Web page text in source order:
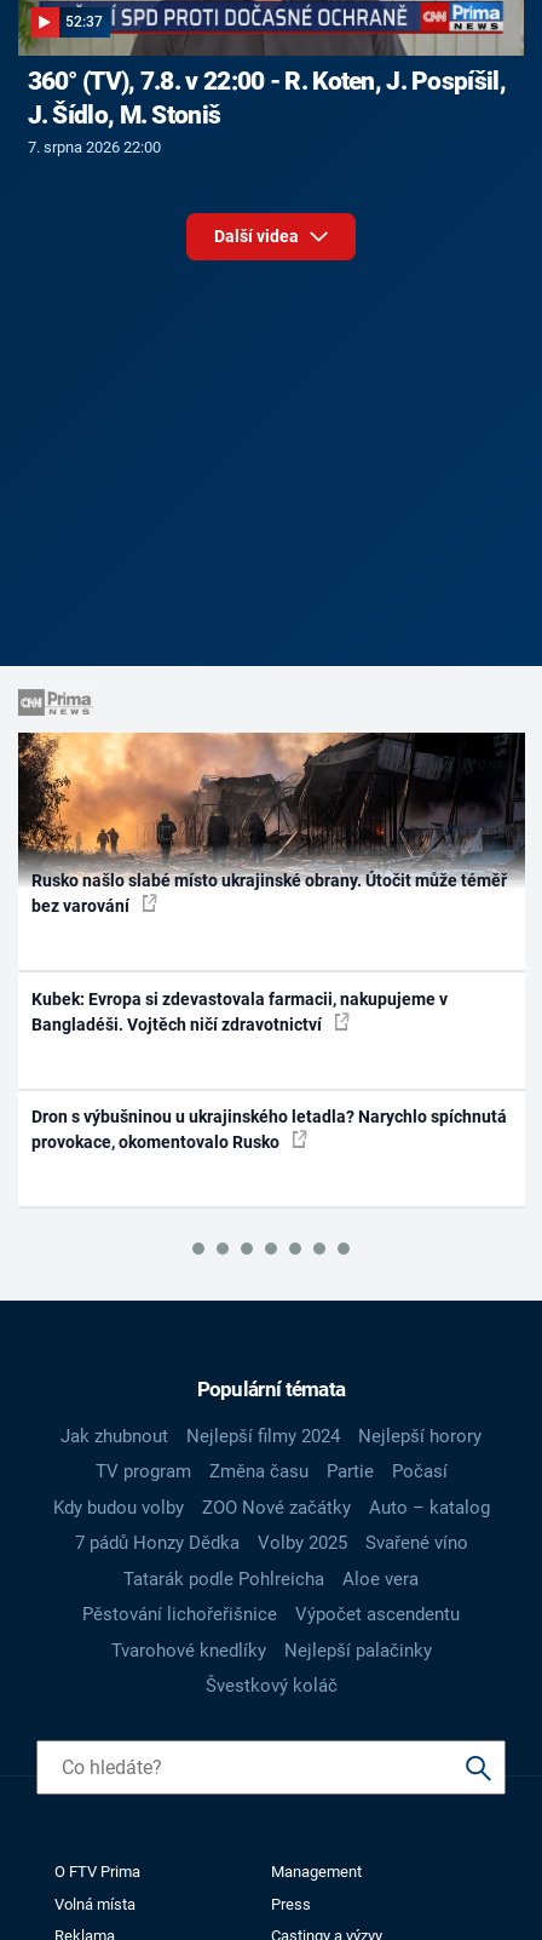
52:37
360° (TV), 7.8. v 22:00 - R. Koten, J. Pospíšil,
J. Šídlo, M. Stoniš
7. srpna 2026 22:00
Další videa
Rusko našlo slabé místo ukrajinské obrany. Útočit může téměř
bez varování
Kubek: Evropa si zdevastovala farmacii, nakupujeme v
Bangladéši. Vojtěch ničí zdravotnictví
Dron s výbušninou u ukrajinského letadla? Narychlo spíchnutá
provokace, okomentovalo Rusko
Populární témata
Jak zhubnout Nejlepší filmy 2024
Nejlepší horory
TV program
Změna času Partie
Počasí
Kdy budou volby
ZOO Nové začátky
Auto – katalog
7 pádů Honzy Dědka
Volby 2025
Svařené víno
Tatarák podle Pohlreicha
Aloe vera
Pěstování lichořeřišnice
Výpočet ascendentu
Tvarohové knedlíky
Nejlepší palačinky
Švestkový koláč
O FTV Prima
Management
Volná místa
Press
Reklama
Castingy a výzvy